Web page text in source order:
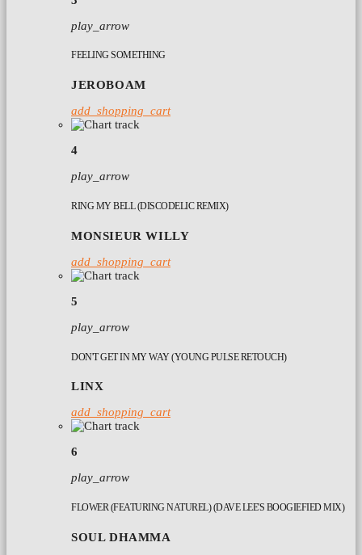
play_arrow
FEELING SOMETHING
JEROBOAM
add_shopping_cart
4
play_arrow
RING MY BELL (DISCODELIC REMIX)
MONSIEUR WILLY
add_shopping_cart
5
play_arrow
DON'T GET IN MY WAY (YOUNG PULSE RETOUCH)
LINX
add_shopping_cart
6
play_arrow
FLOWER (FEATURING NATUREL) (DAVE LEE'S BOOGIEFIED MIX)
SOUL DHAMMA